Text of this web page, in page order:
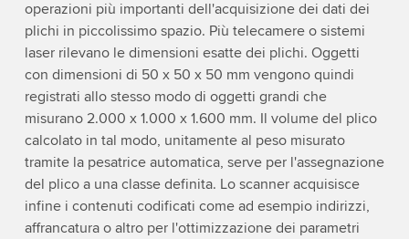
operazioni più importanti dell'acquisizione dei dati dei
plichi in piccolissimo spazio. Più telecamere o sistemi
laser rilevano le dimensioni esatte dei plichi. Oggetti
con dimensioni di 50 x 50 x 50 mm vengono quindi
registrati allo stesso modo di oggetti grandi che
misurano 2.000 x 1.000 x 1.600 mm. Il volume del plico
calcolato in tal modo, unitamente al peso misurato
tramite la pesatrice automatica, serve per l'assegnazione
del plico a una classe definita. Lo scanner acquisisce
infine i contenuti codificati come ad esempio indirizzi,
affrancatura o altro per l'ottimizzazione dei parametri